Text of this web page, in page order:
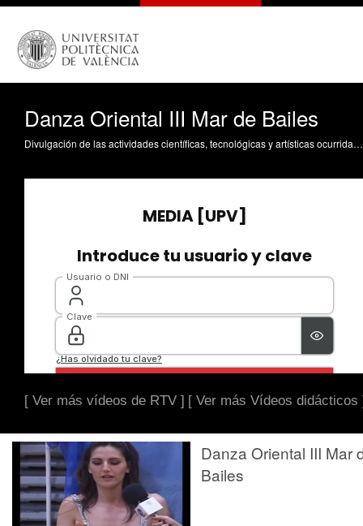
Danza Oriental III Mar de Bailes
Divulgación de las actividades científicas, tecnológicas y artísticas ocurridas en los tres campus de la UPV
[ Ver más vídeos de RTV ] [ Ver más Vídeos didácticos
Danza Oriental III Mar
Bailes